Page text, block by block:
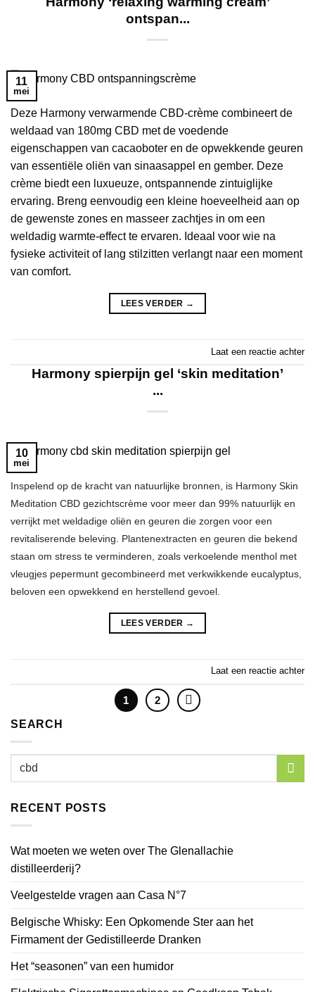
ontspan...
11
mei
Deze Harmony verwarmende CBD-crème combineert de
weldaad van 180mg CBD met de voedende
eigenschappen van cacaoboter en de opwekkende geuren
van essentiële oliën van sinaasappel en gember. Deze
crème biedt een luxueuze, ontspannende zintuiglijke
ervaring. Breng eenvoudig een kleine hoeveelheid aan op
de gewenste zones en masseer zachtjes in om een
weldadig warmte-effect te ervaren. Ideaal voor wie na
fysieke activiteit of lang stilzitten verlangt naar een moment
van comfort.
LEES VERDER →
Laat een reactie achter
Harmony spierpijn gel ‘skin meditation’
...
10
mei
Inspelend op de kracht van natuurlijke bronnen, is Harmony Skin
Meditation CBD gezichtscrème voor meer dan 99% natuurlijk en
verrijkt met weldadige oliën en geuren die zorgen voor een
revitaliserende beleving. Plantenextracten en geuren die bekend
staan om stress te verminderen, zoals verkoelende menthol met
vleugjes pepermunt gecombineerd met verkwikkende eucalyptus,
beloven een opwekkend en herstellend gevoel.
LEES VERDER →
Laat een reactie achter
1 2
SEARCH
RECENT POSTS
Wat moeten we weten over The Glenallachie
distilleerderij?
Veelgestelde vragen aan Casa N°7
Belgische Whisky: Een Opkomende Ster aan het
Firmament der Gedistilleerde Dranken
Het “seasonen” van een humidor